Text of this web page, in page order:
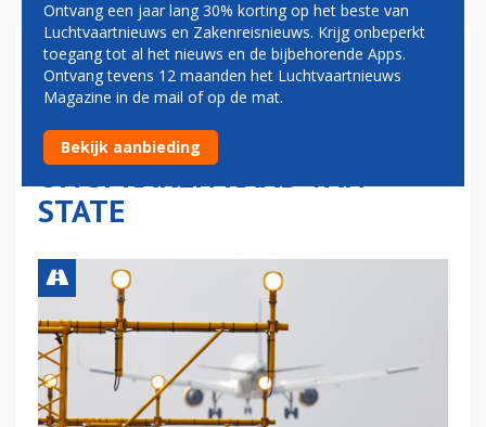
ONDERZOEK
NATUURVERGUNNING
SCHIPHOL HEROPEND NA
UITSPRAKEN RAAD VAN
STATE
Ontvang een jaar lang 30% korting op het beste van
Luchtvaartnieuws en Zakenreisnieuws. Krijg onbeperkt
toegang tot al het nieuws en de bijbehorende Apps.
Ontvang tevens 12 maanden het Luchtvaartnieuws
Magazine in de mail of op de mat.
Bekijk aanbieding